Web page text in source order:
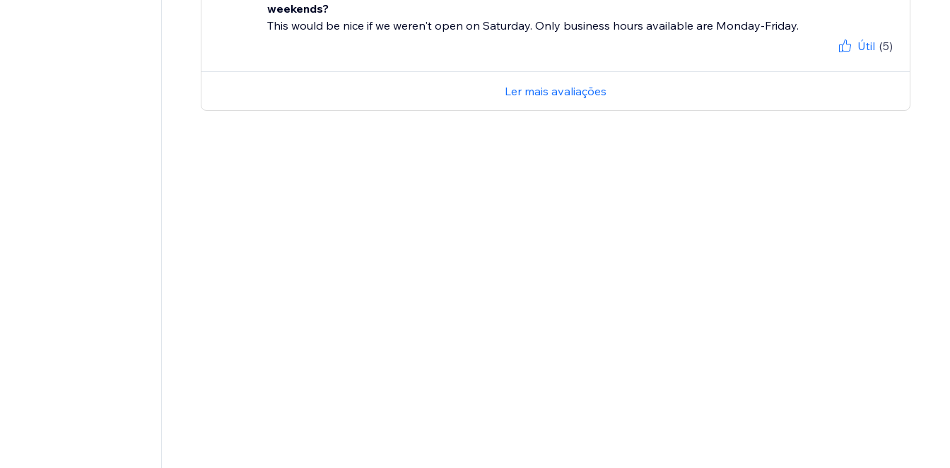
weekends?
This would be nice if we weren't open on Saturday. Only business hours available are Monday-Friday.
Útil (5)
Ler mais avaliações